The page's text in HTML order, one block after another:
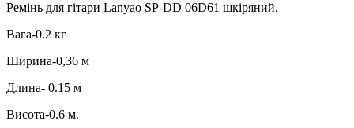
Ремінь для гітари Lanyao SP-DD 06D61 шкіряний.
Вага-0.2 кг
Ширина-0,36 м
Длина- 0.15 м
Висота-0.6 м.